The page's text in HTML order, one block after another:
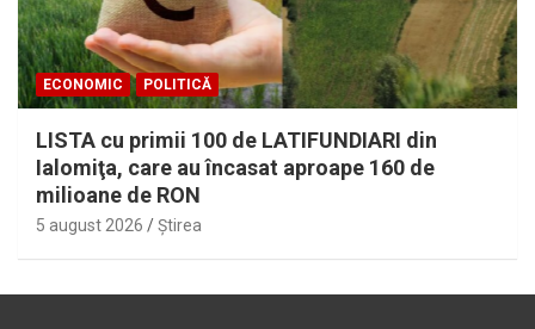
ECONOMIC POLITICĂ
LISTA cu primii 100 de LATIFUNDIARI din
Ialomiţa, care au încasat aproape 160 de
milioane de RON
5 august 2026 Ştirea